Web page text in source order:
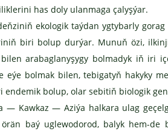
has doly ulanmaga çalyşýar.
ekologik taýdan ygtybarly
biri bolup durýar. Munuň özi,
arabaglanyşygy bolmadyk iň iri
eýe bolmak bilen, tebigatyň hakyky
endemik bolup, olar sebitiň biologik
— Kawkaz — Aziýa halkara ulag
örän baý uglewodorod, balyk hem-